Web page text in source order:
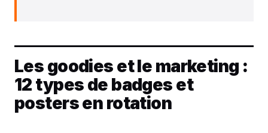
Les goodies et le marketing :
12 types de badges et
posters en rotation